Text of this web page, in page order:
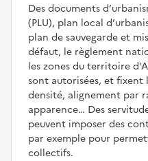
Des documents
(PLU), plan local
plan de sauvegarde et
défaut, le règlement
les zones du territoire
sont autorisées, et fixent
densité, alignement par
apparence… Des
peuvent imposer des
par exemple pour
collectifs.